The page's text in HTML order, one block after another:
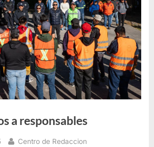
a responsables
By
Centro de Redaccion